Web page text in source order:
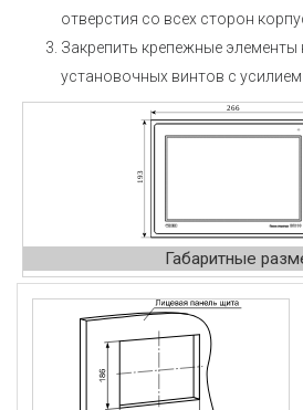
отверстия со всех сторон
Закрепить крепежные элементы
установочных винтов с усилием
Габаритные